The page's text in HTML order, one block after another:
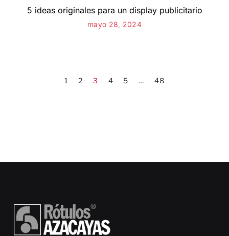
5 ideas originales para un display publicitario
mayo 28, 2024
1 2 3 4 5 … 48